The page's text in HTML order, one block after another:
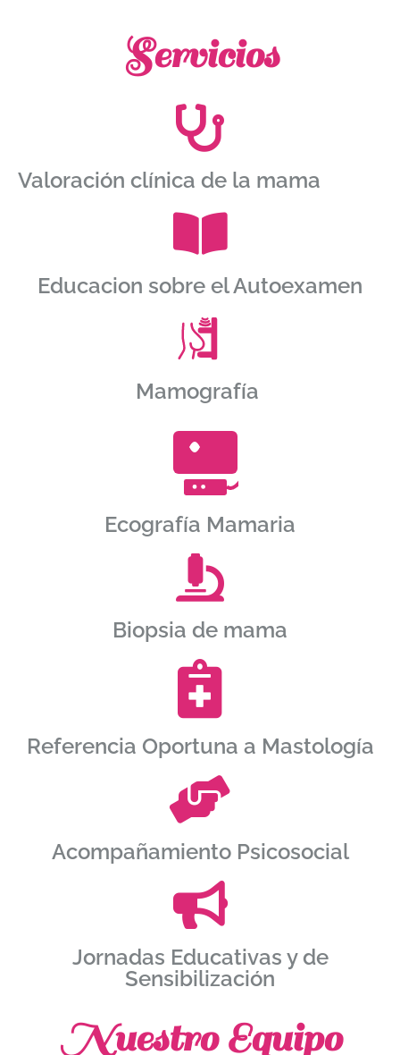
Servicios
Valoración clínica de la mama
Educacion sobre el Autoexamen
Mamografía
Ecografía Mamaria
Biopsia de mama
Referencia Oportuna a Mastología
Acompañamiento Psicosocial
Jornadas Educativas y de
Sensibilización
Nuestro Equipo